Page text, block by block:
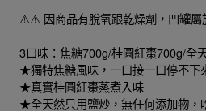
⚠️⚠️ 因商品有脫氧跟乾燥劑，凹罐屬
3口味：焦糖700g/桂圓紅棗700g/全
★獨特焦糖風味，一口接一口停不下
★真實桂圓紅棗蒸煮入味
★全天然只用鹽炒，無任何添加物，